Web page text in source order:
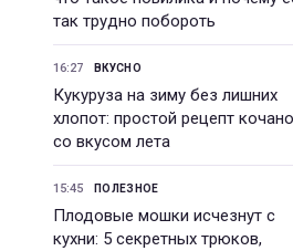
так трудно побороть
16:27 ВКУСНО
Кукуруза на зиму без лишних
хлопот: простой рецепт
со вкусом лета
15:45 ПОЛЕЗНОЕ
Плодовые мошки исчезнут с
кухни: 5 секретных трюков,